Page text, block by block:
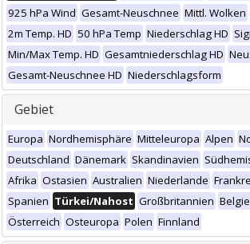
925 hPa Wind Gesamt-Neuschnee Mittl. Wolken
2m Temp. HD 50 hPa Temp Niederschlag HD
Min/Max Temp. HD Gesamtniederschlag HD
Gesamt-Neuschnee HD Niederschlagsform
Gebiet
Europa Nordhemisphäre Mitteleuropa Alpen
Deutschland Dänemark Skandinavien
Afrika Ostasien Australien Niederlande
Spanien Türkei/Nahost Großbritannien
Österreich Osteuropa Polen Finnland